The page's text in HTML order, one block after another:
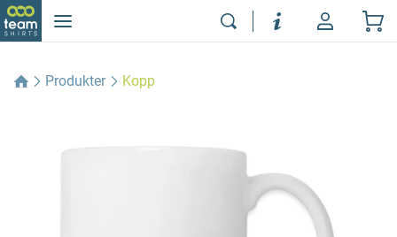
Produkter Kopp